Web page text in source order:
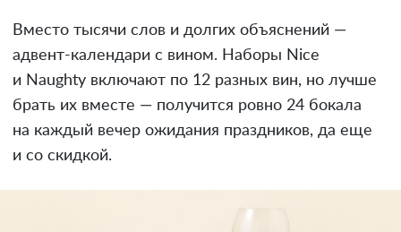
Вместо тысячи слов и долгих объяснений —
адвент-календари с вином. Наборы Nice
и Naughty включают по 12 разных вин, но лучше
брать их вместе — получится ровно 24 бокала
на каждый вечер ожидания праздников, да еще
и со скидкой.